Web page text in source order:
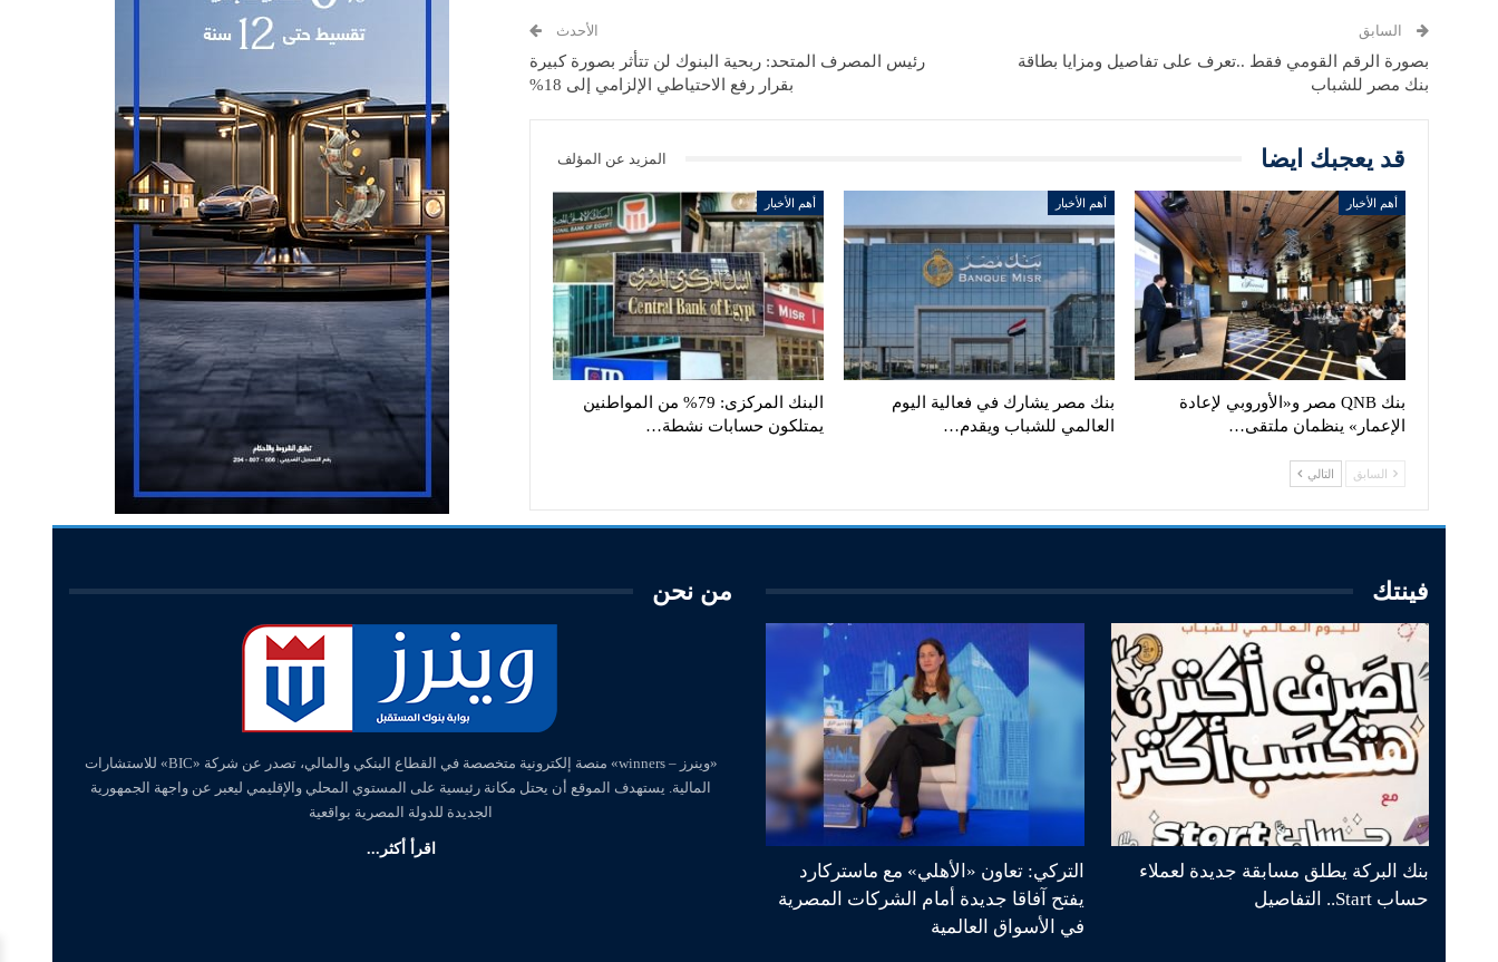
السابق
بصورة الرقم القومي فقط ..تعرف على تفاصيل ومزايا بطاقة
بنك مصر للشباب
الأحدث
رئيس المصرف المتحد: ربحية البنوك لن تتأثر بصورة كبيرة
بقرار رفع الاحتياطي الإلزامي إلى 18%
قد يعجبك ايضا المزيد عن المؤلف
أهم الأخبار
بنك QNB مصر و«الأوروبي لإعادة
الإعمار» ينظمان ملتقى…
أهم الأخبار
بنك مصر يشارك في فعالية اليوم
العالمي للشباب ويقدم…
أهم الأخبار
البنك المركزى: 79% من المواطنين
يمتلكون حسابات نشطة…
السابق التالي
فينتك
بنك البركة يطلق مسابقة جديدة لعملاء
حساب Start.. التفاصيل
التركي: تعاون «الأهلي» مع ماستركارد
يفتح آفاقا جديدة أمام الشركات المصرية
في الأسواق العالمية
من نحن
«وينرز – winners» منصة إلكترونية متخصصة في القطاع البنكي والمالي، تصدر عن شركة «BIC» للاستشارات
المالية. يستهدف الموقع أن يحتل مكانة رئيسية على المستوي المحلي والإقليمي ليعبر عن واجهة الجمهورية
الجديدة للدولة المصرية بواقعية
اقرأ أكثر...